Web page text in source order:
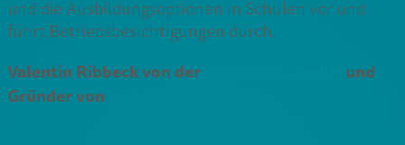
und die Ausbildungsoptionen in Schulen vor und
führt Betriebsbesichtigungen durch.
Valentin Ribbeck von der
und
Gründer von